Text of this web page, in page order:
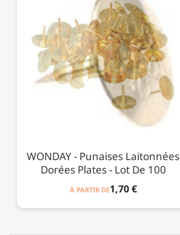
WONDAY - Punaises Laitonnées
Dorées Plates - Lot De 100
À PARTIR DE1,70 €